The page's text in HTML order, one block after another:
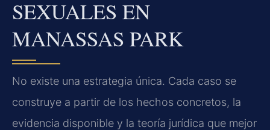
SEXUALES EN
MANASSAS PARK
No existe una estrategia única. Cada caso se
construye a partir de los hechos concretos, la
evidencia disponible y la teoría jurídica que mejor